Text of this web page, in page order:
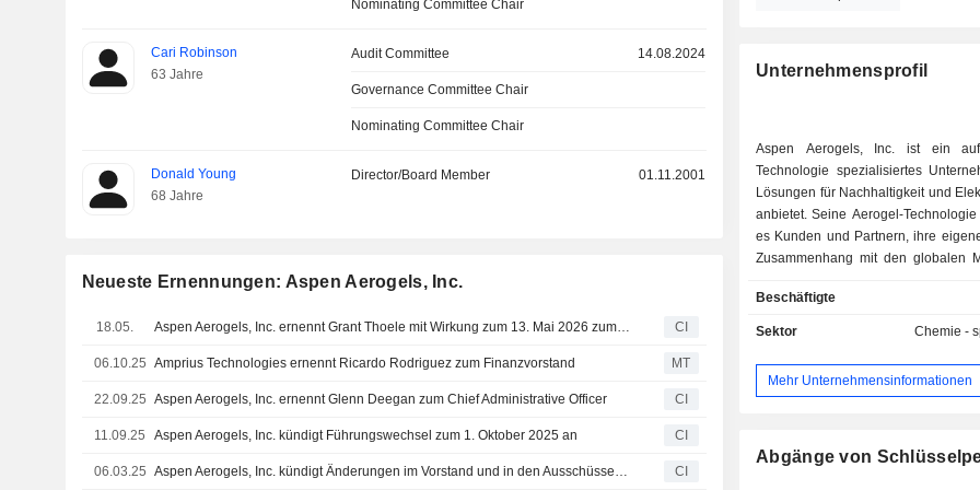
Nominating Committee Chair
Cari Robinson
63 Jahre
Audit Committee 14.08.2024
Governance Committee Chair
Nominating Committee Chair
Donald Young
68 Jahre
Director/Board Member 01.11.2001
Neueste Ernennungen: Aspen Aerogels, Inc.
18.05. Aspen Aerogels, Inc. ernennt Grant Thoele mit Wirkung zum 13. Mai 2026 zum Principal Accounting Officer CI
06.10.25 Amprius Technologies ernennt Ricardo Rodriguez zum Finanzvorstand MT
22.09.25 Aspen Aerogels, Inc. ernennt Glenn Deegan zum Chief Administrative Officer CI
11.09.25 Aspen Aerogels, Inc. kündigt Führungswechsel zum 1. Oktober 2025 an CI
06.03.25 Aspen Aerogels, Inc. kündigt Änderungen im Vorstand und in den Ausschüssen an CI
Unternehmensprofil
Aspen Aerogels, Inc. ist ein
Technologie spezialisiertes
Lösungen für Nachhaltigkeit und
anbietet. Seine Aerogel-
es Kunden und Partnern, ihre
Zusammenhang mit den globalen
Energie zu erreichen.
Geschäftsbereichen des
Barrier“. Im Bereich „Energy
entwickelt und produziert das
zum Einsatz kommen. Für den
Beschäftigte
Sektor Chemie -
Mehr Unternehmensinformationen
Abgänge von